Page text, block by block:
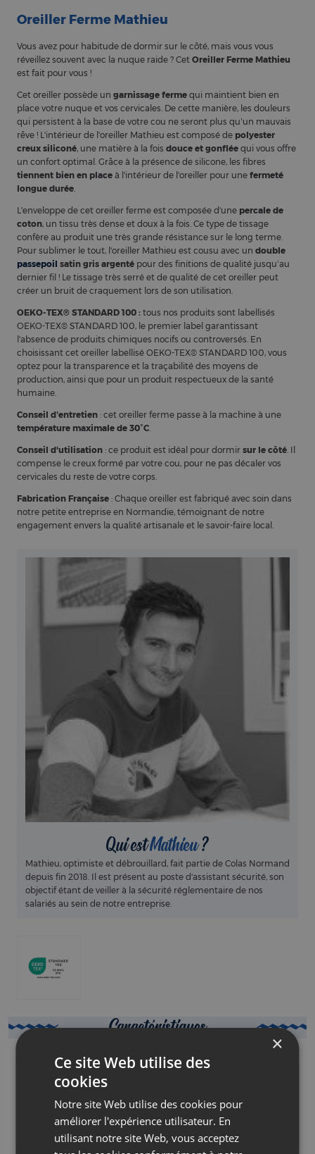
Oreiller Ferme Mathieu
Vous avez pour habitude de dormir sur le côté, mais vous vous
réveillez souvent avec la nuque raide ? Cet Oreiller Ferme Mathieu
est fait pour vous !
Cet oreiller possède un garnissage ferme qui maintient bien en
place votre nuque et vos cervicales. De cette manière, les douleurs
qui persistent à la base de votre cou ne seront plus qu’un mauvais
rêve ! L'intérieur de l'oreiller Mathieu est composé de polyester
creux siliconé, une matière à la fois douce et gonflée qui vous offre
un confort optimal. Grâce à la présence de silicone, les fibres
tiennent bien en place à l'intérieur de l'oreiller pour une fermeté
longue durée
L'enveloppe de cet oreiller ferme est composée d'une percale de
coton, un tissu très dense et doux à la fois. Ce type de tissage
confère au produit une très grande résistance sur le long terme.
Pour sublimer le tout, l'oreiller Mathieu est cousu avec un double
passepoil satin gris argenté pour des finitions de qualité jusqu’au
dernier fil ! Le tissage très serré et de qualité de cet oreiller peut
créer un bruit de craquement lors de son utilisation.
OEKO-TEX® STANDARD 100 : tous nos produits sont labellisés
OEKO-TEX® STANDARD 100, le premier label garantissant
l'absence de produits chimiques nocifs ou controversés. En
choisissant cet oreiller labellisé OEKO-TEX® STANDARD 100, vous
optez pour la transparence et la traçabilité des moyens de
production, ainsi que pour un produit respectueux de la santé
humaine.
Conseil d’entretien : cet oreiller ferme passe à la machine à une
température maximale de 30°C
Conseil d'utilisation : ce produit est idéal pour dormir sur le côté . Il
compense le creux formé par votre cou, pour ne pas décaler vos
cervicales du reste de votre corps.
Fabrication Française : Chaque oreiller est fabriqué avec soin dans
notre petite entreprise en Normandie, témoignant de notre
engagement envers la qualité artisanale et le savoir-faire local.
Qui estMathieu?
Mathieu, optimiste et débrouillard, fait partie de Colas Normand
depuis fin 2018. Il est présent au poste d'assistant sécurité, son
objectif étant de veiller à la sécurité réglementaire de nos
salariés au sein de notre entreprise.
Caractéristiques
CONSEILS LAVAGE